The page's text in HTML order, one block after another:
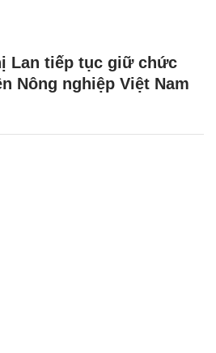
Lan tiếp tục giữ chức
Nông nghiệp Việt Nam